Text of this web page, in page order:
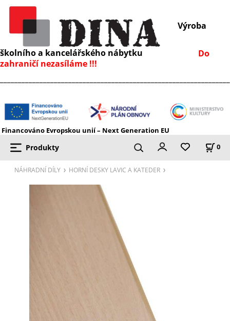
Výroba
školního a kancelářského nábytku Do
zahraničí nezasíláme !!!
Financováno Evropskou unií – Next Generation EU
Produkty 0
NÁHRADNÍ DÍLY HORNÍ DESKY LAVIC A KATEDER